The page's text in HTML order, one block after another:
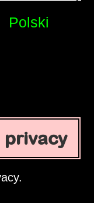
Polski
privacy